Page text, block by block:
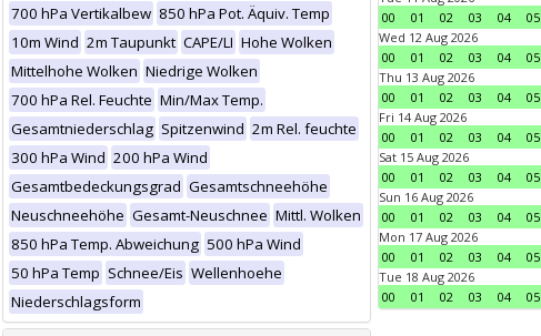
700 hPa Vertikalbew 850 hPa Pot. Äquiv. Temp
10m Wind 2m Taupunkt CAPE/LI Hohe Wolken
Mittelhohe Wolken Niedrige Wolken
700 hPa Rel. Feuchte Min/Max Temp.
Gesamtniederschlag Spitzenwind 2m Rel. feuchte
300 hPa Wind 200 hPa Wind
Gesamtbedeckungsgrad Gesamtschneehöhe
Neuschneehöhe Gesamt-Neuschnee Mittl. Wolken
850 hPa Temp. Abweichung 500 hPa Wind
50 hPa Temp Schnee/Eis Wellenhoehe
Niederschlagsform
00
01 02 03 04 05
Wed 12 Aug 2026
00
01 02 03 04 05
Thu 13 Aug 2026
00
01 02 03 04 05
Fri 14 Aug 2026
00
01 02 03 04 05
Sat 15 Aug 2026
00
01 02 03 04 05
Sun 16 Aug 2026
00
01 02 03 04 05
Mon 17 Aug 2026
00
01 02 03 04 05
Tue 18 Aug 2026
00
01 02 03 04 05